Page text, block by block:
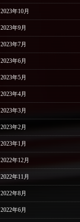
2023年10月
2023年9月
2023年7月
2023年6月
2023年5月
2023年4月
2023年3月
2023年2月
2023年1月
2022年12月
2022年11月
2022年8月
2022年6月